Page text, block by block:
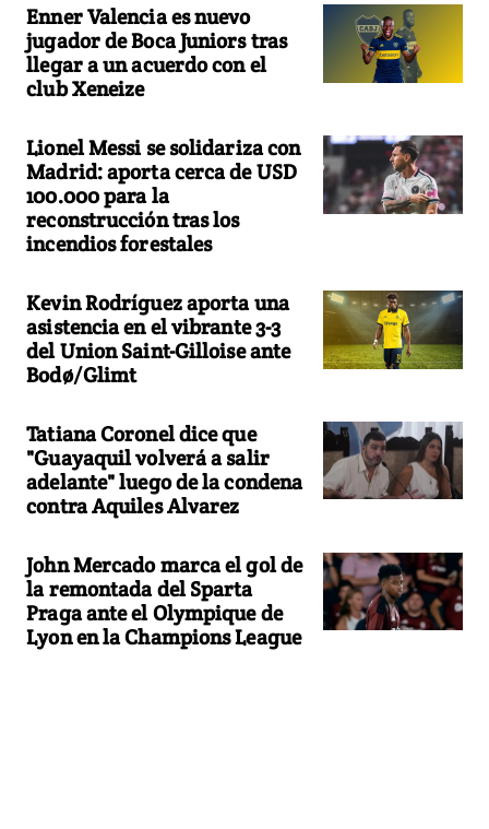
Enner Valencia es nuevo
jugador de Boca Juniors tras
llegar a un acuerdo con el
club Xeneize
Lionel Messi se solidariza con
Madrid: aporta cerca de USD
100.000 para la
reconstrucción tras los
incendios forestales
Kevin Rodríguez aporta una
asistencia en el vibrante 3-3
del Union Saint-Gilloise ante
Bodø/Glimt
Tatiana Coronel dice que
"Guayaquil volverá a salir
adelante" luego de la condena
contra Aquiles Alvarez
John Mercado marca el gol de
la remontada del Sparta
Praga ante el Olympique de
Lyon en la Champions League